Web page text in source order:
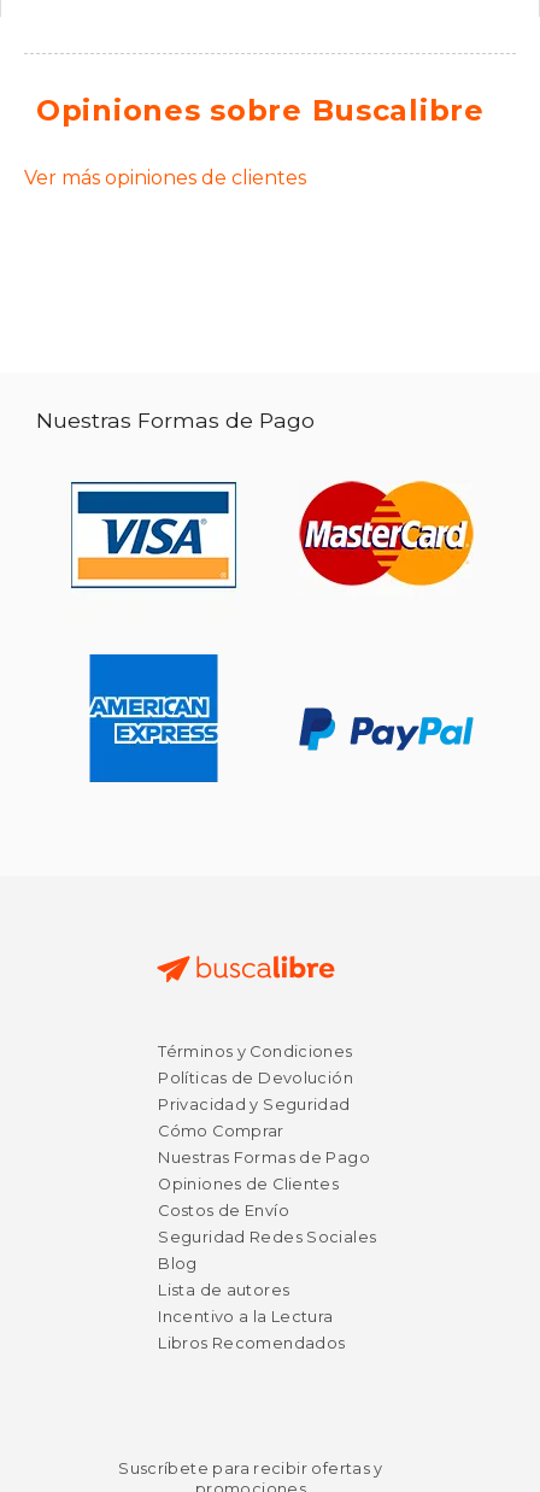
Opiniones sobre Buscalibre
Ver más opiniones de clientes
Nuestras Formas de Pago
Términos y Condiciones
Políticas de Devolución
Privacidad y Seguridad
Cómo Comprar
Nuestras Formas de Pago
Opiniones de Clientes
Costos de Envío
Seguridad Redes Sociales
Blog
Lista de autores
Incentivo a la Lectura
Libros Recomendados
Suscríbete para recibir ofertas y